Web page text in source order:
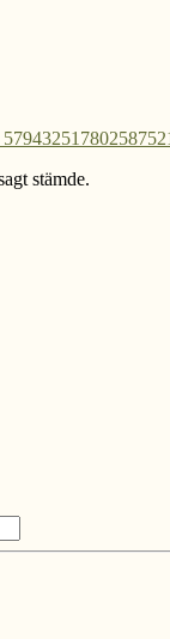
stämde.